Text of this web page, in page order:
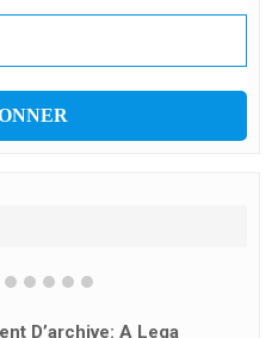
L’hymne Des JMJ De Séoul